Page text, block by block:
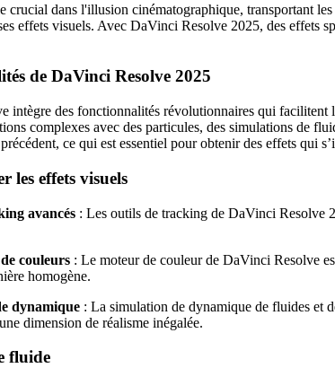
crucial dans l'illusion cinématographique, transportant
effets visuels. Avec DaVinci Resolve 2025, des effets
de DaVinci Resolve 2025
intègre des fonctionnalités révolutionnaires qui
complexes avec des particules, des simulations de
ce qui est essentiel pour obtenir des effets qui
les effets visuels
avancés : Les outils de tracking de DaVinci Resolve
couleurs : Le moteur de couleur de DaVinci Resolve
homogène.
dynamique : La simulation de dynamique de fluides et
dimension de réalisme inégalée.
fluide